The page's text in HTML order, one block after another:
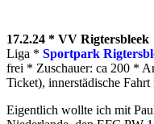
17.2.24 * VV
Liga * Sportpark
frei * Zuschauer: ca 200 *
Ticket), innerstädische
Eigentlich wollte ich mit